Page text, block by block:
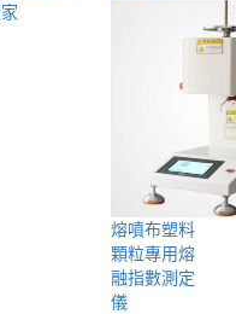
熔噴布塑料
顆粒專用熔
融指數測定
儀